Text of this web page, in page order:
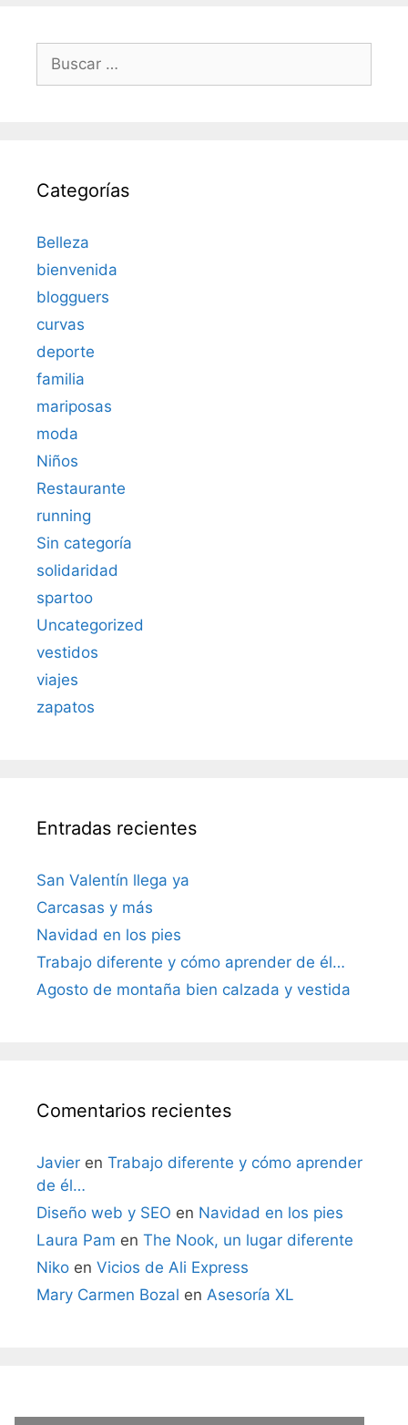
Categorías
Belleza
bienvenida
blogguers
curvas
deporte
familia
mariposas
moda
Niños
Restaurante
running
Sin categoría
solidaridad
spartoo
Uncategorized
vestidos
viajes
zapatos
Entradas recientes
San Valentín llega ya
Carcasas y más
Navidad en los pies
Trabajo diferente y cómo aprender de él…
Agosto de montaña bien calzada y vestida
Comentarios recientes
Javier en Trabajo diferente y cómo aprender
de él…
Diseño web y SEO en Navidad en los pies
Laura Pam en The Nook, un lugar diferente
Niko en Vicios de Ali Express
Mary Carmen Bozal en Asesoría XL